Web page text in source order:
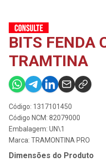
BITS FENDA
TRAMTINA
Código: 1317101450
Código NCM: 82079000
Embalagem: UN\1
Marca: TRAMONTINA PRO
Dimensões do Produto